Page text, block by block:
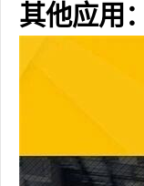
其他应用